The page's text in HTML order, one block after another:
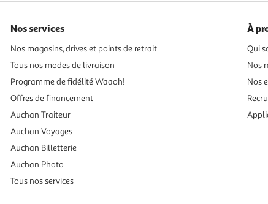
Nos services
Nos magasins, drives et points de retrait
Tous nos modes de livraison
Programme de fidélité Waaoh!
Offres de financement
Auchan Traiteur
Auchan Voyages
Auchan Billetterie
Auchan Photo
Tous nos services
À
Qui
Nos
Nos